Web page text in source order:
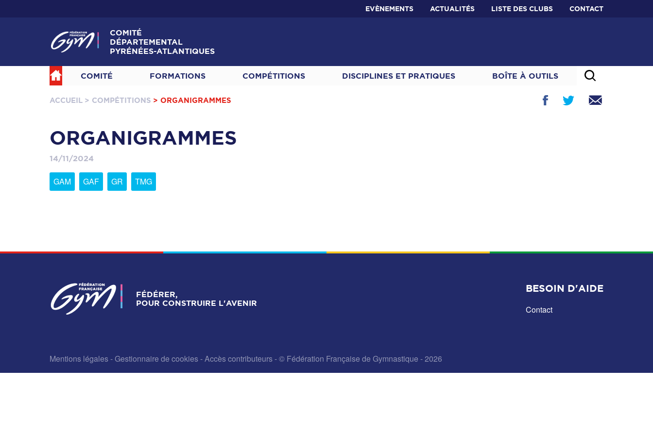
EVÈNEMENTS ACTUALITÉS LISTE DES CLUBS CONTACT
COMITÉ
DÉPARTEMENTAL
PYRÉNÉES-ATLANTIQUES
COMITÉ FORMATIONS COMPÉTITIONS DISCIPLINES ET PRATIQUES BOÎTE À OUTILS
ACCUEIL > COMPÉTITIONS > ORGANIGRAMMES
ORGANIGRAMMES
14/11/2024
GAM GAF GR TMG
FÉDÉRER,
POUR CONSTRUIRE L'AVENIR
BESOIN D'AIDE
Contact
Mentions légales-Gestionnaire de cookies-Accès contributeurs- © Fédération Française de Gymnastique - 2026